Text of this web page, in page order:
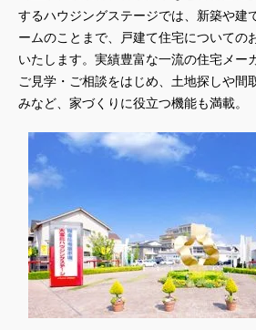
するハウジングステージでは、新築や建
ームのことまで、戸建て住宅についての
いたします。実績豊富な一流の住宅メー
ご見学・ご相談をはじめ、土地探しや間
みなど、家づくりに役立つ機能も満載。